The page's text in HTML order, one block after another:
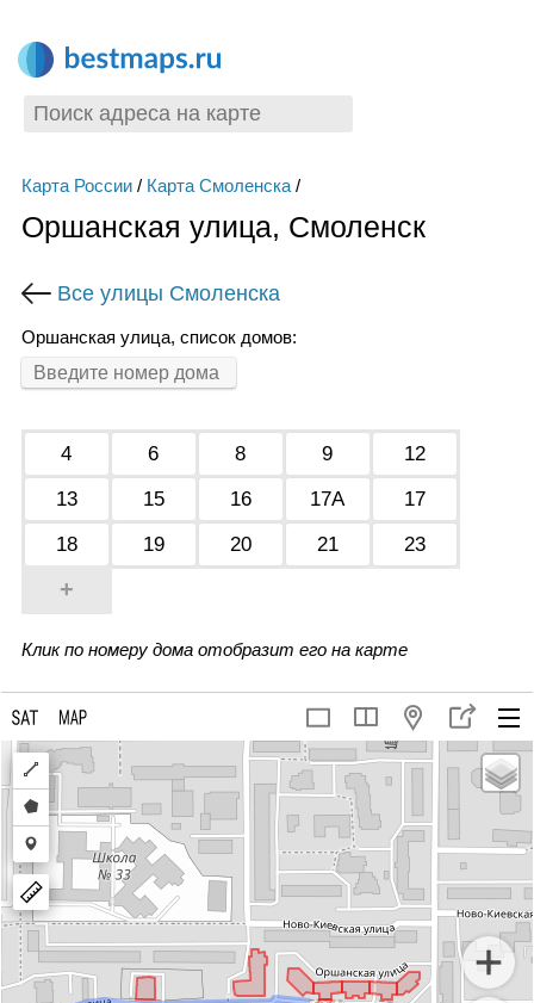
Карта России/ Карта Смоленска/
Оршанская улица, Смоленск
Все улицы Смоленска
Оршанская улица, список домов:
4 6 8 9
12
13
15 16 17А
17
18
19 20 21 23
+
Клик по номеру дома отобразит его на карте
Draw
a
polyline
Draw
a
polygon
Draw
a
marker